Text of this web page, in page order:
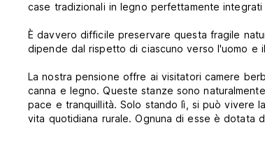
case tradizionali in legno perfettamente
È davvero difficile preservare questa fragile
dipende dal rispetto di ciascuno verso l'uomo e
La nostra pensione offre ai visitatori camere
canna e legno. Queste stanze sono
pace e tranquillità. Solo stando lì, si può vivere
vita quotidiana rurale. Ognuna di esse è dotata